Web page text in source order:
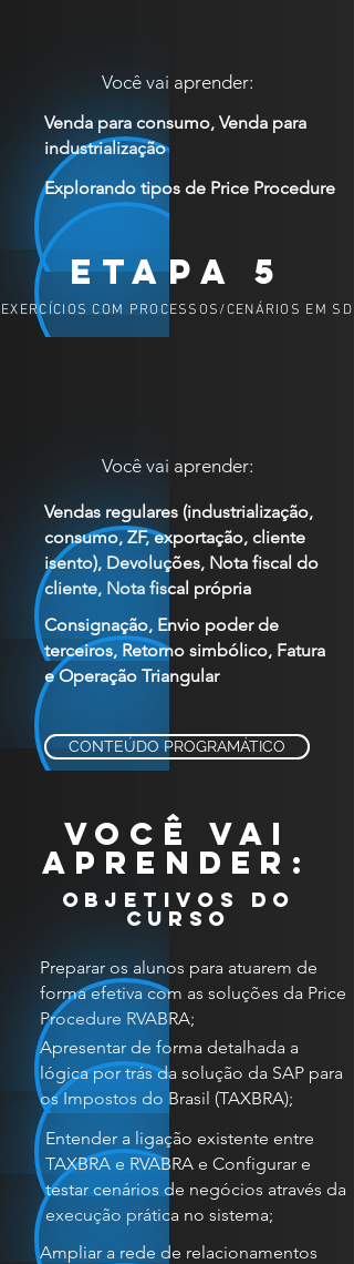
Você vai aprender:
Venda para consumo, Venda para
industrialização
Explorando tipos de Price Procedure
ETAPA 5
EXERCÍCIOS COM PROCESSOS/CENÁRIOS EM SD
Você vai aprender:
Vendas regulares (industrialização,
consumo, ZF, exportação, cliente
isento), Devoluções, Nota fiscal do
cliente, Nota fiscal própria
Consignação, Envio poder de
terceiros, Retorno simbólico, Fatura
e Operação Triangular
CONTEÚDO PROGRAMÁTICO
VOCÊ VAI
APRENDER:
objetivos do
curso
Preparar os alunos para atuarem de
forma efetiva com as soluções da Price
Procedure RVABRA;
Apresentar de forma detalhada a
lógica por trás da solução da SAP para
os Impostos do Brasil (TAXBRA);
Entender a ligação existente entre
TAXBRA e RVABRA e Configurar e
testar cenários de negócios através da
execução prática no sistema;
Ampliar a rede de relacionamentos